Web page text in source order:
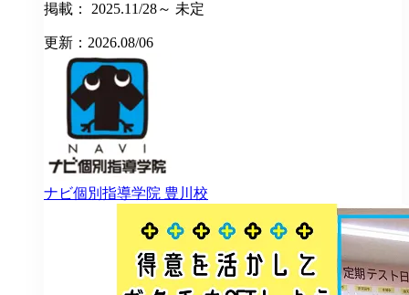
掲載： 2025.11/28～ 未定
更新：2026.08/06
ナビ個別指導学院 豊川校